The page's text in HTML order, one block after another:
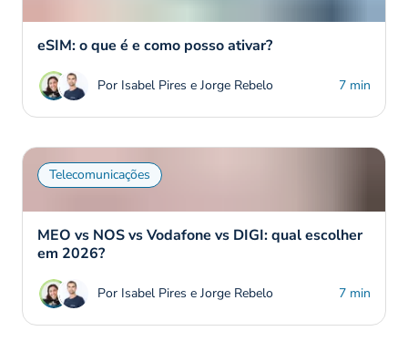
eSIM: o que é e como posso ativar?
Por Isabel Pires e Jorge Rebelo 7 min
Telecomunicações
MEO vs NOS vs Vodafone vs DIGI: qual escolher
em 2026?
Por Isabel Pires e Jorge Rebelo 7 min